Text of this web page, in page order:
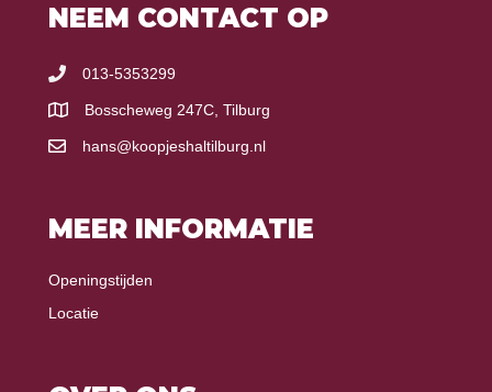
NEEM CONTACT OP
013-5353299
Bosscheweg 247C, Tilburg
hans@koopjeshaltilburg.nl
MEER INFORMATIE
Openingstijden
Locatie